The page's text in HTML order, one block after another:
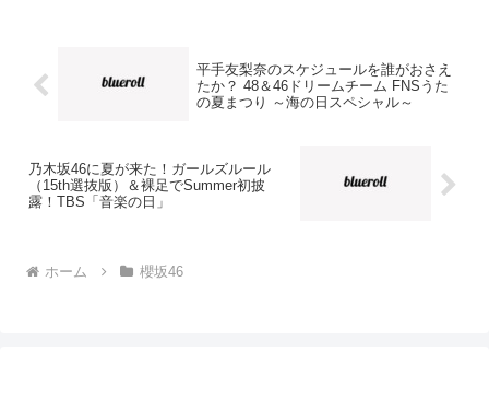
平手友梨奈のスケジュールを誰がおさえ
たか？ 48＆46ドリームチーム FNSうた
の夏まつり ～海の日スペシャル～
乃木坂46に夏が来た！ガールズルール
（15th選抜版）＆裸足でSummer初披
露！TBS「音楽の日」
ホーム 櫻坂46